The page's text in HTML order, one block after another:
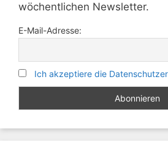
wöchentlichen Newsletter.
E-Mail-Adresse:
Ich akzeptiere die